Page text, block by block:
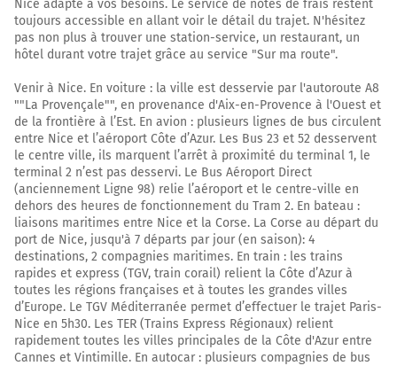
Prendre à gauche et rejoindre A4. Continuer sur 7,8
kilomètres
STRASBOURG
Autoroute de l'Est
Continuer A355 sur 74 kilomètres
A355
E25
A35
MULHOUSE
STRASBOURG
PORT DE STRASBOURG
ENTZHEIM
33,0 km
Nice adapté à vos besoins. Le service de notes de frais restent
toujours accessible en allant voir le détail du trajet. N'hésitez
pas non plus à trouver une station-service, un restaurant, un
hôtel durant votre trajet grâce au service "Sur ma route".
Venir à Nice. En voiture : la ville est desservie par l'autoroute A8
""La Provençale"", en provenance d'Aix-en-Provence à l'Ouest et
de la frontière à l’Est. En avion : plusieurs lignes de bus circulent
entre Nice et l’aéroport Côte d’Azur. Les Bus 23 et 52 desservent
le centre ville, ils marquent l’arrêt à proximité du terminal 1, le
terminal 2 n’est pas desservi. Le Bus Aéroport Direct
(anciennement Ligne 98) relie l’aéroport et le centre-ville en
dehors des heures de fonctionnement du Tram 2. En bateau :
liaisons maritimes entre Nice et la Corse. La Corse au départ du
port de Nice, jusqu'à 7 départs par jour (en saison): 4
destinations, 2 compagnies maritimes. En train : les trains
rapides et express (TGV, train corail) relient la Côte d’Azur à
toutes les régions françaises et à toutes les grandes villes
d’Europe. Le TGV Méditerranée permet d’effectuer le trajet Paris-
Nice en 5h30. Les TER (Trains Express Régionaux) relient
rapidement toutes les villes principales de la Côte d'Azur entre
Cannes et Vintimille. En autocar : plusieurs compagnies de bus